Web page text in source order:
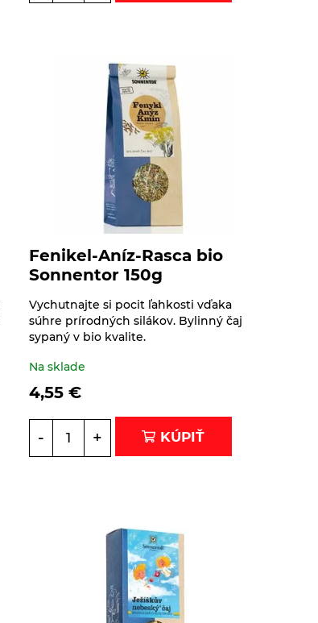
Fenikel-Aníz-Rasca bio
Sonnentor 150g
Vychutnajte si pocit ľahkosti vďaka
súhre prírodných silákov. Bylinný čaj
sypaný v bio kvalite.
Na sklade
4,55 €
- + KÚPIŤ